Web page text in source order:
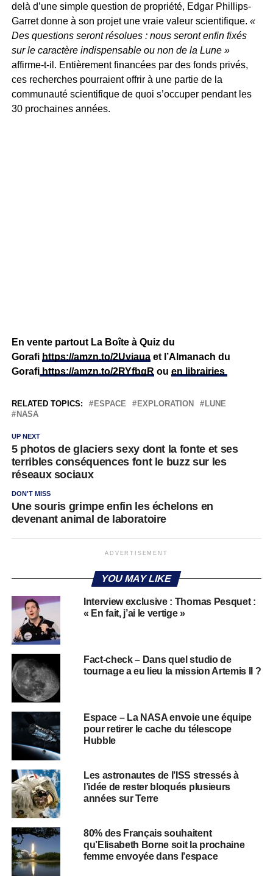
delà d’une simple question de propriété, Edgar Phillips-
Garret donne à son projet une vraie valeur scientifique. «
Des questions seront résolues : nous seront enfin fixés
sur le caractère indispensable ou non de la Lune »
affirme-t-il. Entièrement financées par des fonds privés,
ces recherches pourraient offrir à une partie de la
communauté scientifique de quoi s’occuper pendant les
30 prochaines années.
En vente partout La Boîte à Quiz du
Gorafi https://amzn.to/2Uviauaet l’Almanach du
Gorafihttps://amzn.to/2RYfbgR ou en librairies
RELATED TOPICS: ESPACE EXPLORATION
LUNE
NASA
UP NEXT
5 photos de glaciers sexy dont la fonte et ses
terribles conséquences font le buzz sur les
réseaux sociaux
DON'T MISS
Une souris grimpe enfin les échelons en
devenant animal de laboratoire
ADVERTISEMENT
YOU MAY LIKE
Interview exclusive : Thomas Pesquet :
« En fait, j’ai le vertige »
Fact-check – Dans quel studio de
tournage a eu lieu la mission Artemis II ?
Espace – La NASA envoie une équipe
pour retirer le cache du télescope
Hubble
Les astronautes de l’ISS stressés à
l’idée de rester bloqués plusieurs
années sur Terre
80% des Français souhaitent
qu’Elisabeth Borne soit la prochaine
femme envoyée dans l’espace